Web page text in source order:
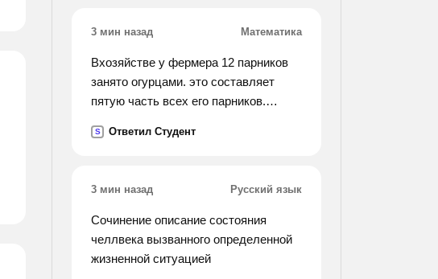
3 мин назад Математика
Вхозяйстве у фермера 12 парников
занято огурцами. это составляет
пятую часть всех его парников.
S Ответил Студент
3 мин назад Русский язык
Сочинение описание состояния
челлвека вызванного определенной
жизненной ситуацией